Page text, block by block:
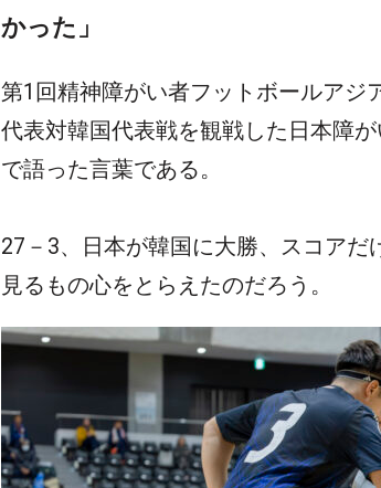
かった」
第1回精神障がい者フットボールアジ
代表対韓国代表戦を観戦した日本障
で語った言葉である。
27－3、日本が韓国に大勝、スコア
見るもの心をとらえたのだろう。